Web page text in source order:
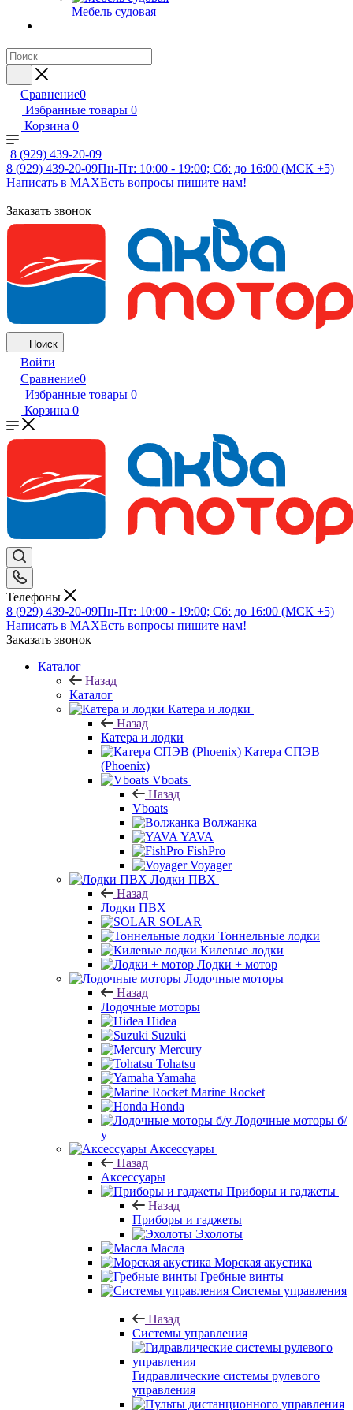
Мебель судовая
Сравнение0
Избранные товары 0
Корзина 0
8 (929) 439-20-09
8 (929) 439-20-09Пн-Пт: 10:00 - 19:00; Сб: до 16:00 (МСК +5)
Написать в MAXЕсть вопросы пишите нам!
Заказать звонок
Поиск
Войти
Сравнение0
Избранные товары 0
Корзина 0
Телефоны
8 (929) 439-20-09Пн-Пт: 10:00 - 19:00; Сб: до 16:00 (МСК +5)
Написать в MAXЕсть вопросы пишите нам!
Заказать звонок
Каталог
Назад
Каталог
Катера и лодки
Назад
Катера и лодки
Катера СПЭВ
(Phoenix)
Vboats
Назад
Vboats
Волжанка
YAVA
FishPro
Voyager
Лодки ПВХ
Назад
Лодки ПВХ
SOLAR
Тоннельные лодки
Килевые лодки
Лодки + мотор
Лодочные моторы
Назад
Лодочные моторы
Hidea
Suzuki
Mercury
Tohatsu
Yamaha
Marine Rocket
Honda
Лодочные моторы б/
у
Аксессуары
Назад
Аксессуары
Приборы и гаджеты
Назад
Приборы и гаджеты
Эхолоты
Масла
Морская акустика
Гребные винты
Системы управления
Назад
Системы управления
Гидравлические системы рулевого
управления